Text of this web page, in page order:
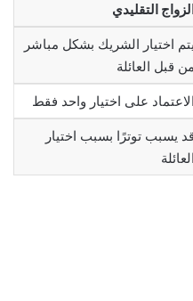
الزواج التقليدي
يتم اختيار الشريك بشكل مباشر
من قبل العائلة
الاعتماد على اختيار واحد فقط
قد يسبب توترًا بسبب اختيار
العائلة